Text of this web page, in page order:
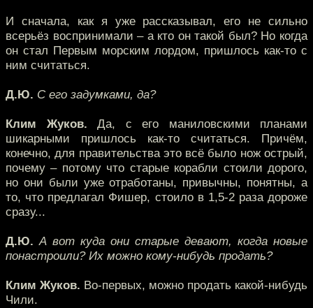
И сначала, как я уже рассказывал, его не сильно
всерьёз воспринимали – а кто он такой был? Но когда
он стал Первым морским лордом, пришлось как-то с
ним считаться.
Д.Ю. С его задумками, да?
Клим Жуков. Да, с его маниловскими планами
шикарными пришлось как-то считаться. Причём,
конечно, для правительства это всё было нож острый,
почему – потому что старые корабли стоили дорого,
но они были уже отработаны, привычны, понятны, а
то, что предлагал Фишер, стоило в 1,5-2 раза дороже
сразу...
Д.Ю. А вот куда они старые девают, когда новые
понастроили? Их можно кому-нибудь продать?
Клим Жуков. Во-первых, можно продать какой-нибудь
Чили.